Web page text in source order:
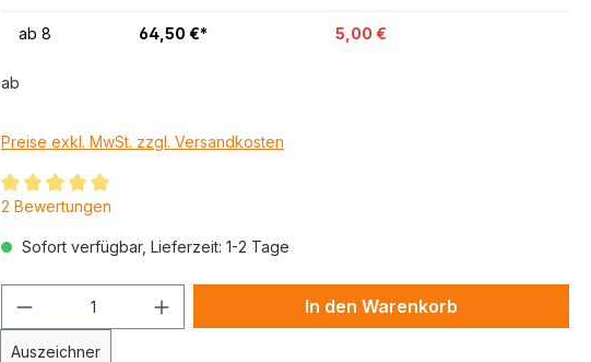
ab 8 64,50 €* 5,00 €
ab
Preise exkl. MwSt. zzgl. Versandkosten
2 Bewertungen
Sofort verfügbar, Lieferzeit: 1-2 Tage
Auszeichner
In den Warenkorb